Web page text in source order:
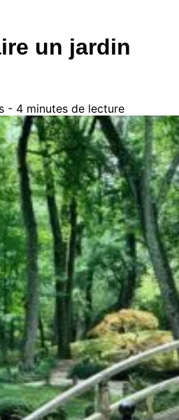
un jardin
- 4 minutes de lecture